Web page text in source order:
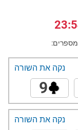
9
נקה את השורה
נקה את השורה